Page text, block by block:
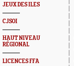
JEUX DES ILES
CJSOI
HAUT NIVEAU
RÉGIONAL
LICENCES FFA